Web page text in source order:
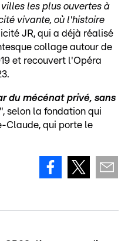
les plus ouvertes à
vivante, où l'histoire
JR, qui a déjà réalisé
collage autour de
et recouvert l'Opéra
du mécénat privé, sans
", selon la fondation qui
Claude, qui porte le